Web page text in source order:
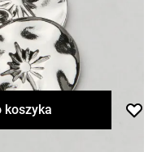
Dostępność:
koszyka